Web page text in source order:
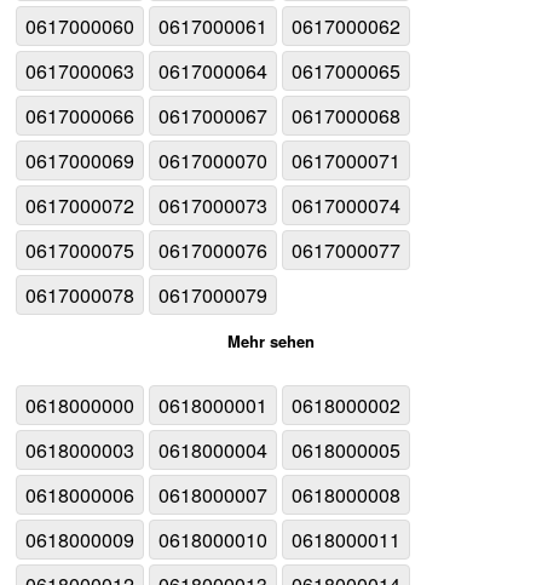
0617000060
0617000061
0617000062
0617000063
0617000064
0617000065
0617000066
0617000067
0617000068
0617000069
0617000070
0617000071
0617000072
0617000073
0617000074
0617000075
0617000076
0617000077
0617000078
0617000079
Mehr sehen
0618000000 0618000001
0618000002
0618000003
0618000004
0618000005
0618000006
0618000007
0618000008
0618000009
0618000010
0618000011